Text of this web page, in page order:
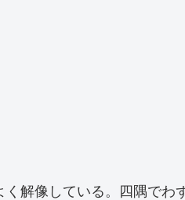
解像している。四隅でわ